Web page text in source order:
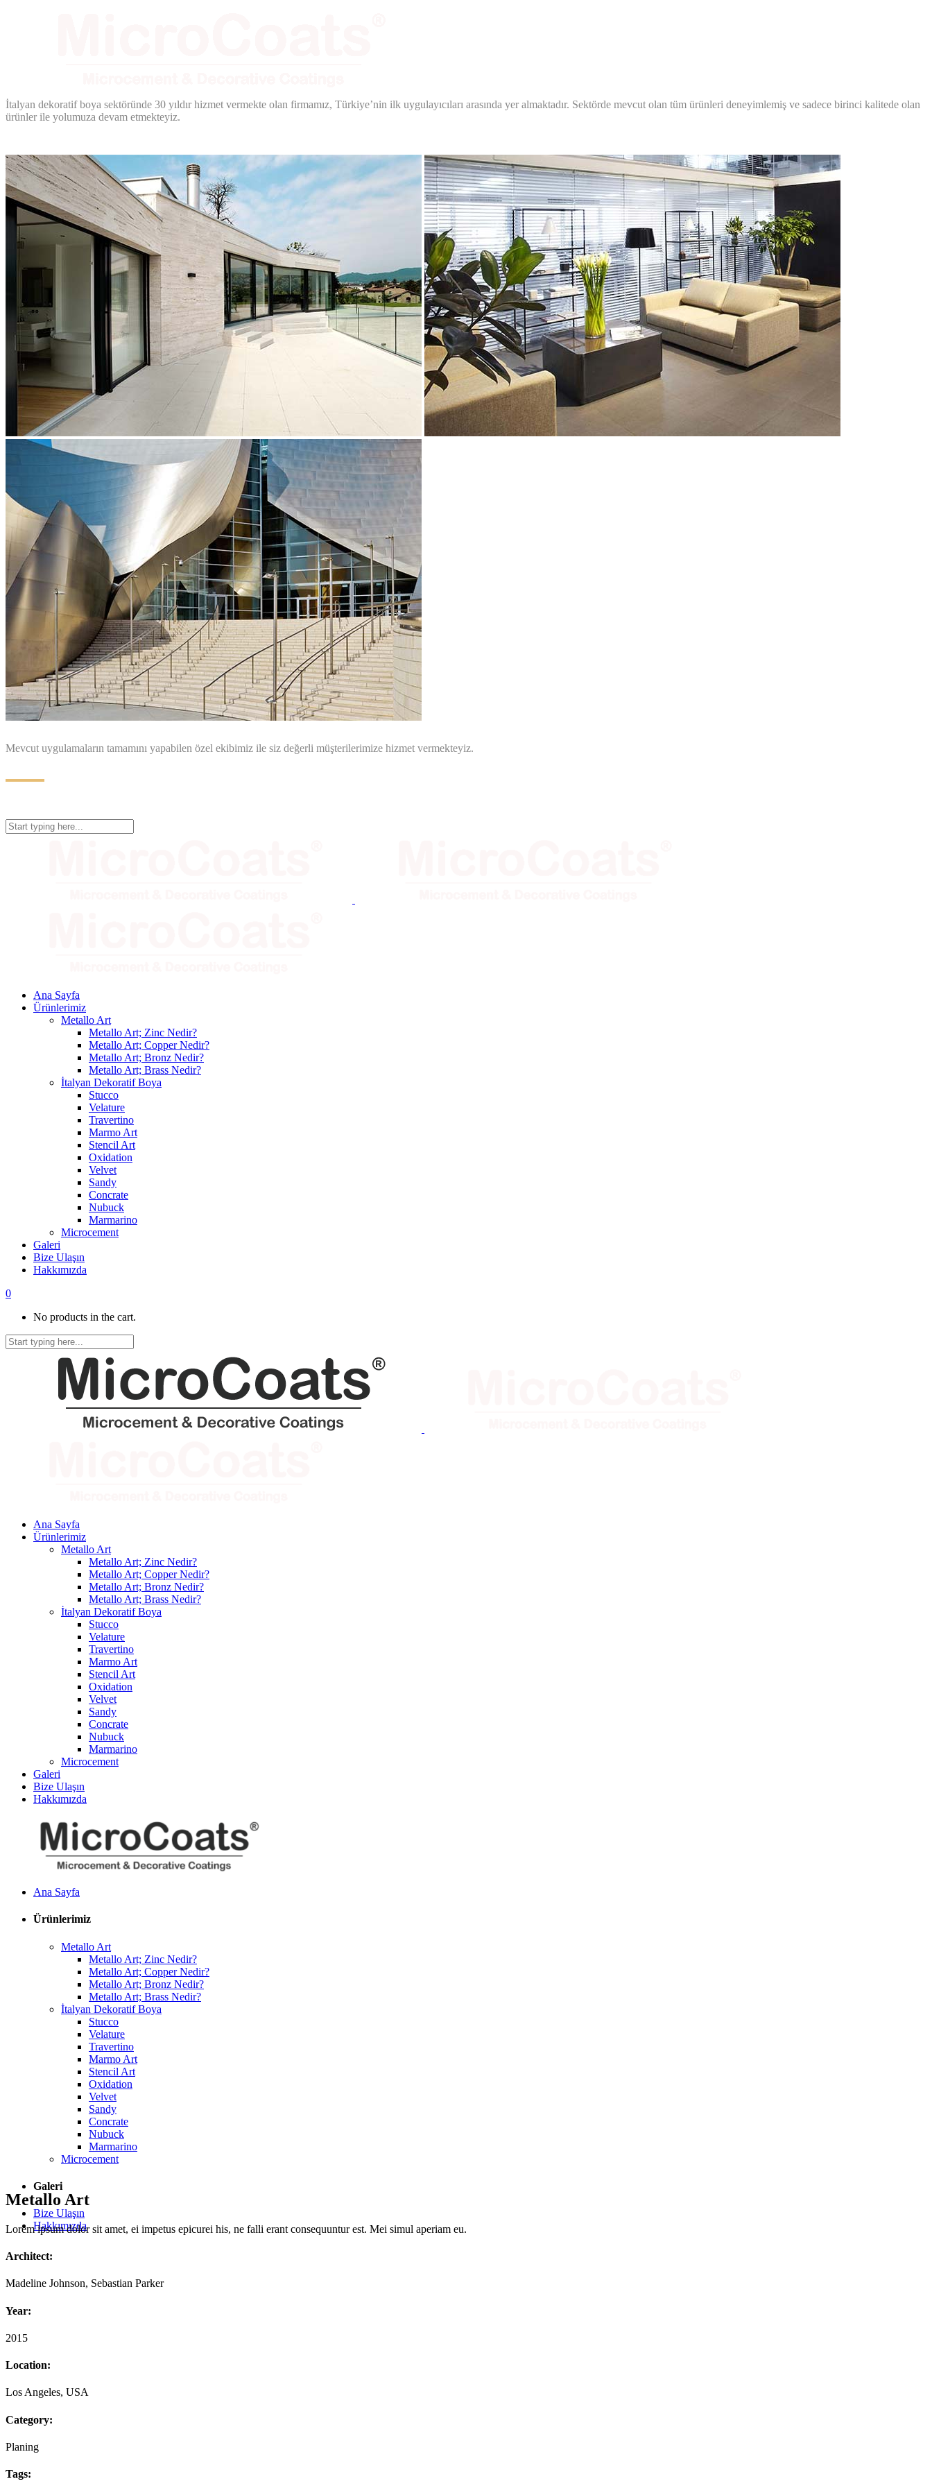
İtalyan dekoratif boya sektöründe 30 yıldır hizmet vermekte olan firmamız, Türkiye’nin ilk uygulayıcıları arasında yer almaktadır. Sektörde mevcut olan tüm ürünleri deneyimlemiş ve sadece birinci kalitede olan
ürünler ile yolumuza devam etmekteyiz.
Mevcut uygulamaların tamamını yapabilen özel ekibimiz ile siz değerli müşterilerimize hizmet vermekteyiz.
Ana Sayfa
Ürünlerimiz
Metallo Art
Metallo Art; Zinc Nedir?
Metallo Art; Copper Nedir?
Metallo Art; Bronz Nedir?
Metallo Art; Brass Nedir?
İtalyan Dekoratif Boya
Stucco
Velature
Travertino
Marmo Art
Stencil Art
Oxidation
Velvet
Sandy
Concrate
Nubuck
Marmarino
Microcement
Galeri
Bize Ulaşın
Hakkımızda
0
No products in the cart.
Ana Sayfa
Ürünlerimiz
Metallo Art
Metallo Art; Zinc Nedir?
Metallo Art; Copper Nedir?
Metallo Art; Bronz Nedir?
Metallo Art; Brass Nedir?
İtalyan Dekoratif Boya
Stucco
Velature
Travertino
Marmo Art
Stencil Art
Oxidation
Velvet
Sandy
Concrate
Nubuck
Marmarino
Microcement
Galeri
Bize Ulaşın
Hakkımızda
Ana Sayfa
Ürünlerimiz
Metallo Art
Metallo Art; Zinc Nedir?
Metallo Art; Copper Nedir?
Metallo Art; Bronz Nedir?
Metallo Art; Brass Nedir?
İtalyan Dekoratif Boya
Stucco
Velature
Travertino
Marmo Art
Stencil Art
Oxidation
Velvet
Sandy
Concrate
Nubuck
Marmarino
Microcement
Galeri
Bize Ulaşın
Hakkımızda
Metallo Art
Lorem ipsum dolor sit amet, ei impetus epicurei his, ne falli erant consequuntur est. Mei simul aperiam eu.
Architect:
Madeline Johnson, Sebastian Parker
Year:
2015
Location:
Los Angeles, USA
Category:
Planing
Tags: